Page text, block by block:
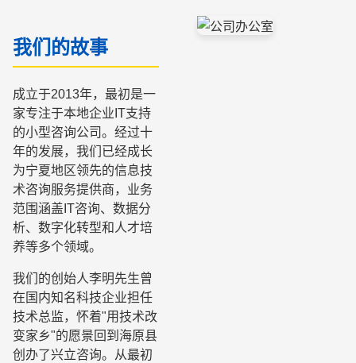
我们的故事
成立于2013年，最初是一
家专注于本地企业IT支持
的小型咨询公司。经过十
年的发展，我们已经成长
为宁夏地区领先的信息技
术咨询服务提供商，业务
范围涵盖IT咨询、数据分
析、数字化转型和人才培
养等多个领域。
我们的创始人李明先生曾
在国内知名科技企业担任
技术总监，怀着"用技术改
变家乡"的愿景回到海原县
创办了兴立咨询。从最初